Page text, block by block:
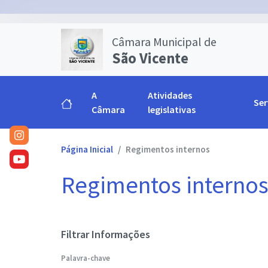
Câmara Municipal de
São Vicente
A
Câmara
Atividades
legislativas
Página Inicial Regimentos internos
Regimentos internos
Filtrar Informações
Palavra-chave